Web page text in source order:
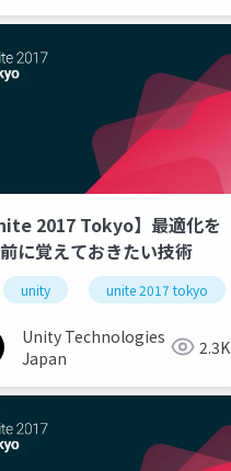
2017 Tokyo】最適化を
に覚えておきたい技術
unity unite 2017 tokyo
Unity Technologies
Japan
2.3K